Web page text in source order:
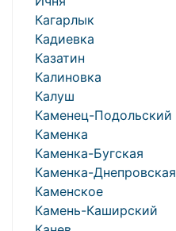
Кагарлык
Кадиевка
Казатин
Калиновка
Калуш
Каменец-Подольский
Каменка
Каменка-Бугская
Каменка-Днепровская
Каменское
Камень-Каширский